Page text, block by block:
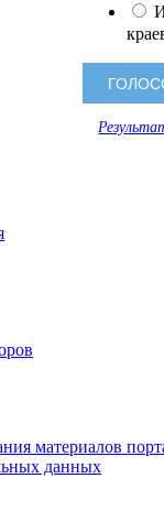
материалов
данных